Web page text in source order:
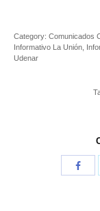
Category: Comunicados
Informativo La Unión
Udenar